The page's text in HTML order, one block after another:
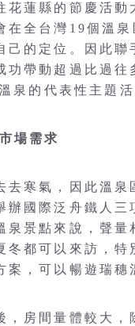
蓮縣的節慶活動
全台灣19個溫泉
的定位。因此聯
帶動超過比過
泉的代表性主題活
場需求
寒氣，因此溫泉
國際泛舟鐵人三
景點來說，聲量
都可以來訪，特
，可以暢遊瑞穗
房間量體較大，